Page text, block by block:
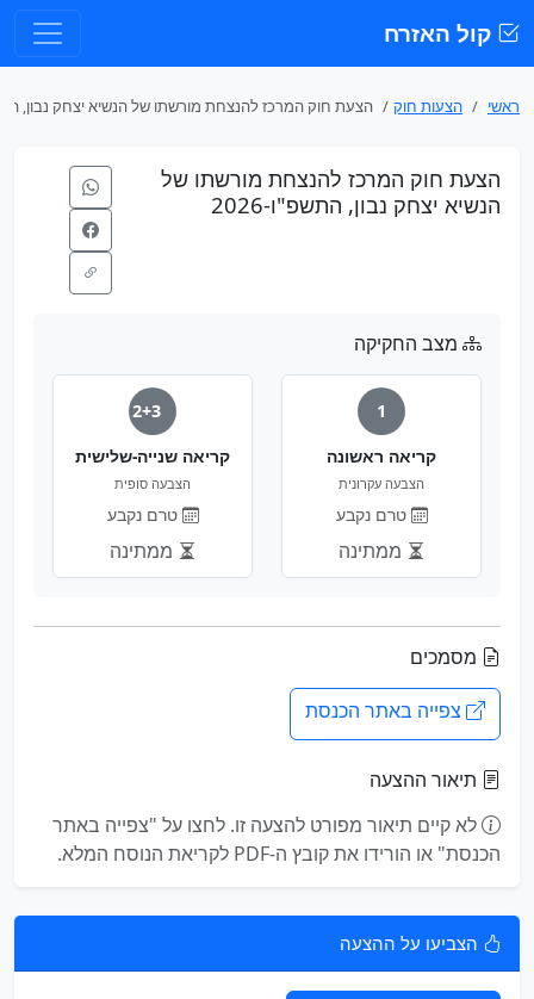
קול האזרח
ראשי הצעות חוק הצעת חוק המרכז להנצחת מורשתו של הנשיא יצחק נבון, ה...
הצעת חוק המרכז להנצחת מורשתו של
הנשיא יצחק נבון, התשפ"ו-2026
מצב החקיקה
1
קריאה ראשונה
הצבעה עקרונית
טרם נקבע
ממתינה
2+3
קריאה שנייה-שלישית
הצבעה סופית
טרם נקבע
ממתינה
מסמכים
צפייה באתר הכנסת
תיאור ההצעה
לא קיים תיאור מפורט להצעה זו. לחצו על "צפייה באתר
הכנסת" או הורידו את קובץ ה-PDF לקריאת הנוסח המלא.
הצביעו על ההצעה